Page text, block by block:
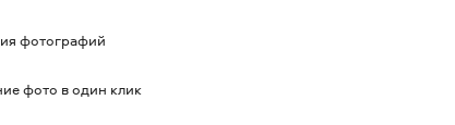
фотографий
фото в один клик